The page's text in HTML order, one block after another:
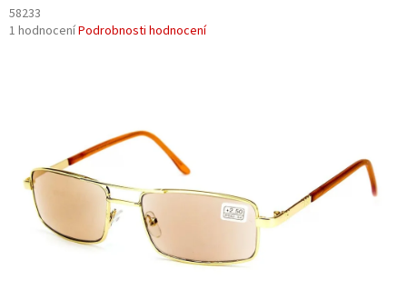
58233
Průměrné
1 hodnoceníPodrobnosti hodnocení